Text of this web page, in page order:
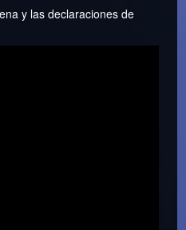
y las declaraciones de